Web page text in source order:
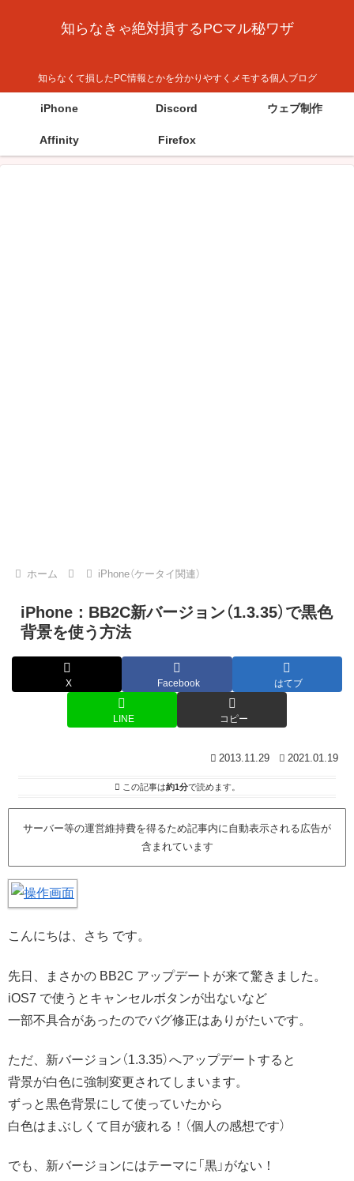
知らなきゃ絶対損するPCマル秘ワザ
知らなくて損したPC情報とかを分かりやすくメモする個人ブログ
iPhone Discord ウェブ制作
Affinity Firefox
ホーム iPhone（ケータイ関連）
iPhone：BB2C新バージョン（1.3.35）で黒色
背景を使う方法
X Facebook はてブ
LINE コピー
2013.11.29 2021.01.19
この記事は約1分で読めます。
サーバー等の運営維持費を得るため記事内に自動表示される広告が
含まれています
こんにちは、さち です。
先日、まさかの BB2C アップデートが来て驚きました。
iOS7 で使うとキャンセルボタンが出ないなど
一部不具合があったのでバグ修正はありがたいです。
ただ、新バージョン（1.3.35）へアップデートすると
背景が白色に強制変更されてしまいます。
ずっと黒色背景にして使っていたから
白色はまぶしくて目が疲れる！（個人の感想です）
でも、新バージョンにはテーマに「黒」がない！